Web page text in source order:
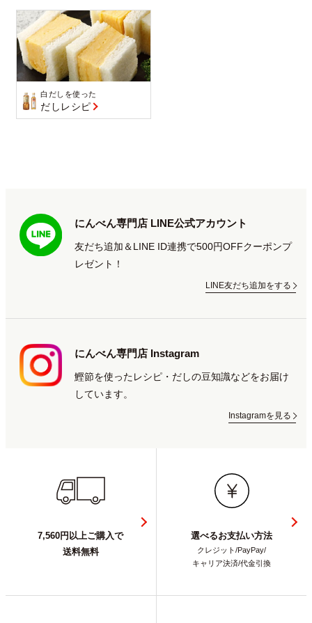
白だしを使った
だしレシピ
にんべん専門店 LINE公式アカウント
友だち追加＆LINE ID連携で500円OFFクーポンプ
レゼント！
LINE友だち追加をする
にんべん専門店 Instagram
鰹節を使ったレシピ・だしの豆知識などをお届け
しています。
Instagramを見る
7,560円以上ご購入で
送料無料
選べるお支払い方法
クレジット/PayPay/
キャリア決済/代金引換